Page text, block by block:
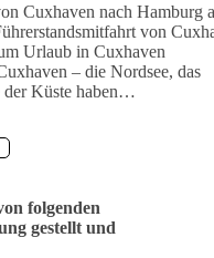
Cuxhaven nach Hamburg
von
Urlaub in Cuxhaven
– die Nordsee, das
der Küste haben…
folgenden
gestellt und